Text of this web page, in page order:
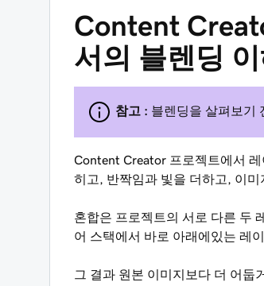
Content
서의 블렌딩 이
참고 : 블렌딩을 살펴보기
Content Creator 프로젝트에서
히고, 반짝임과 빛을 더하고, 이미
혼합은 프로젝트의 서로 다른 두
어 스택에서 바로 아래에있는 레
그 결과 원본 이미지보다 더 어둡